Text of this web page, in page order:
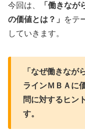
今回は、
「働きな
の価値とは？」
をテ
していきます。
「なぜ働きなが
ラインＭＢＡに
問に対するヒン
す。